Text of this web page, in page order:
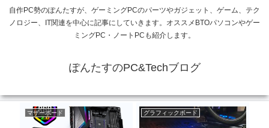
自作PC勢のぽんたすが、ゲーミングPCのパーツやガジェット、ゲーム、テク
ノロジー、IT関連を中心に記事にしていきます。オススメBTOパソコンやゲー
ミングPC・ノートPCも紹介します。
ぽんたすのPC&Techブログ
グラフィックボード CPU